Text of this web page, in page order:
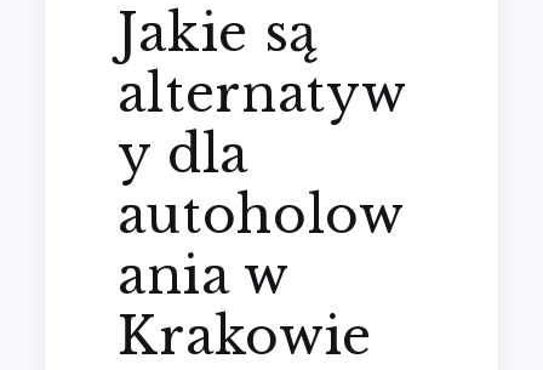
Jakie są
alternatyw
y dla
autoholow
ania w
Krakowie